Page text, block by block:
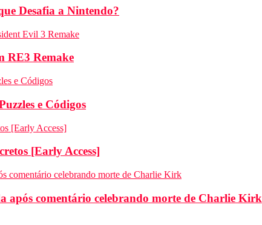
Desafia a Nintendo?
RE3 Remake
e Códigos
[Early Access]
após comentário celebrando morte de Charlie Kirk